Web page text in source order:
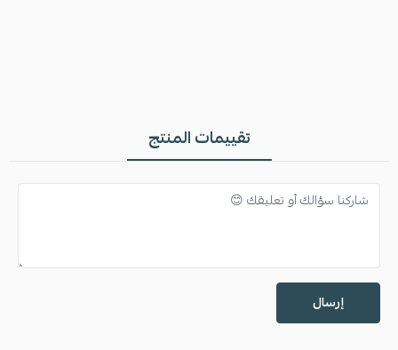
تقييمات المنتج
إرسال